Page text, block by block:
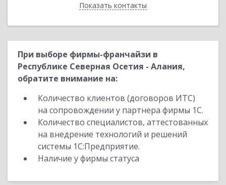
Показать контакты
Назад
При выборе фирмы-франчайзи в
Республике Северная Осетия - Алания,
обратите внимание на:
Количество клиентов (договоров ИТС)
на сопровождении у партнера фирмы 1С.
Количество специалистов, аттестованных
на внедрение технологий и решений
системы 1С:Предприятие.
Наличие у фирмы статуса